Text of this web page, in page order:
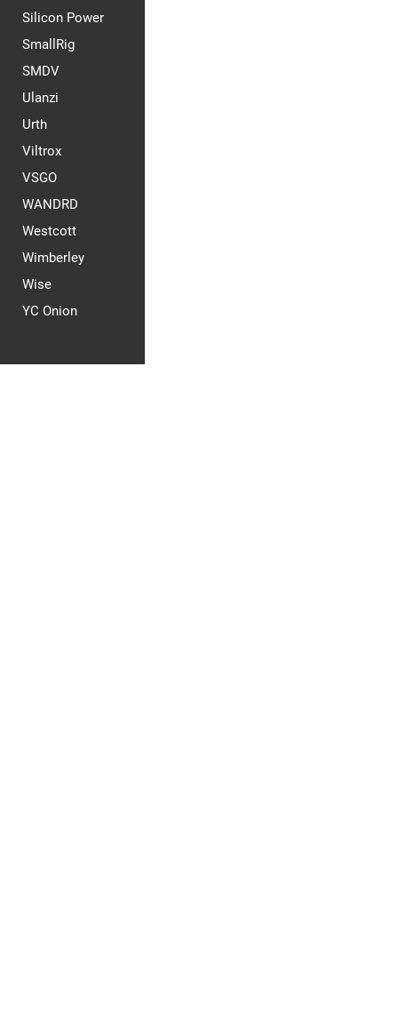
Silicon Power
SmallRig
SMDV
Ulanzi
Urth
Viltrox
VSGO
WANDRD
Westcott
Wimberley
Wise
YC Onion